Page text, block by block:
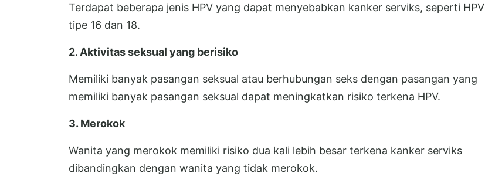
Terdapat beberapa jenis HPV yang dapat menyebabkan kanker serviks, seperti HPV
tipe 16 dan 18.
2. Aktivitas seksual yang berisiko
Memiliki banyak pasangan seksual atau berhubungan seks dengan pasangan yang
memiliki banyak pasangan seksual dapat meningkatkan risiko terkena HPV.
3. Merokok
Wanita yang merokok memiliki risiko dua kali lebih besar terkena kanker serviks
dibandingkan dengan wanita yang tidak merokok.